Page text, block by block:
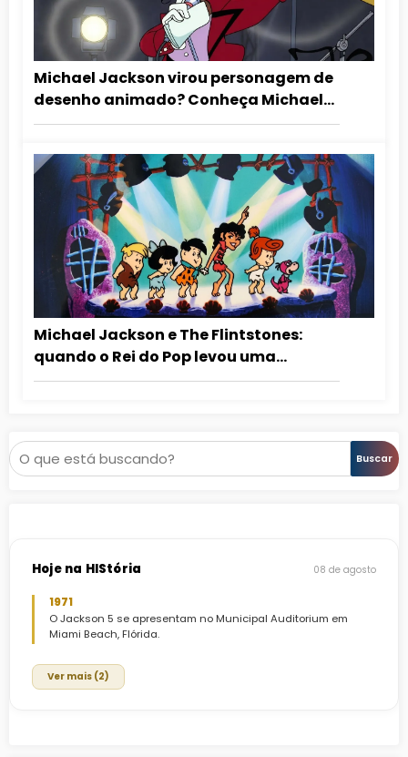
Michael Jackson virou personagem de
desenho animado? Conheça Michael
Duckson
Michael Jackson e The Flintstones:
quando o Rei do Pop levou uma
mensagem antidrogas para as
Pesquisar Buscar
Hoje na HIStória 08 de agosto
1971
O Jackson 5 se apresentam no Municipal Auditorium em
Miami Beach, Flórida.
Ver mais (2)